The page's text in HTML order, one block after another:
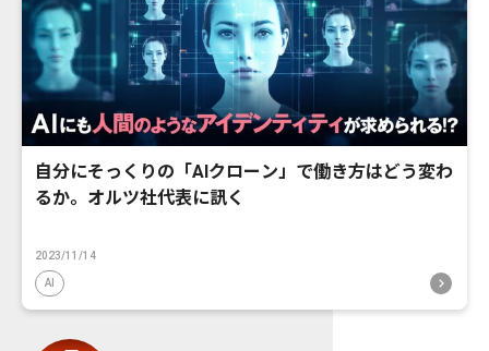
自分にそっくりの「AIクローン」で働き方はどう変わ
るか。オルツ社代表に訊く
2023/11/14
AI